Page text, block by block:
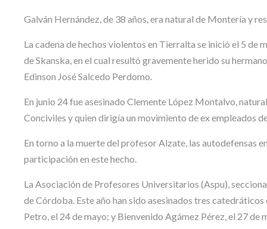
Galván Hernández, de 38 años, era natural de Montería y
La cadena de hechos violentos en Tierralta se inició el 5 de
de Skanska, en el cual resultó gravemente herido su
Edinson José Salcedo Perdomo.
En junio 24 fue asesinado Clemente López Montalvo,
Conciviles y quien dirigía un movimiento de ex empleados
En torno a la muerte del profesor Alzate, las autodefensas
participación en este hecho.
La Asociación de Profesores Universitarios (Aspu),
de Córdoba. Este año han sido asesinados tres
Petro, el 24 de mayo; y Bienvenido Agámez Pérez, el 27 de